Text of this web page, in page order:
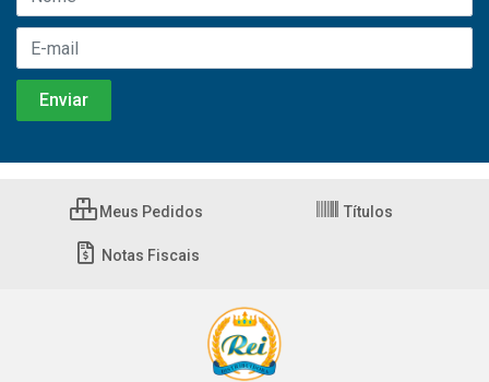
Meus Pedidos Títulos
Notas Fiscais